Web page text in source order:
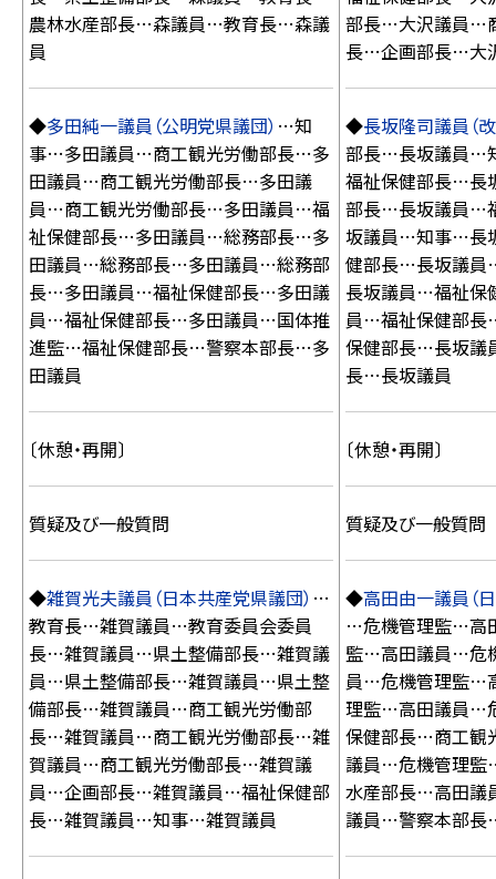
農林水産部長…森議員…教育長…森議
員
◆多田純一議員（公明党県議団） …知
事…多田議員…商工観光労働部長…多
田議員…商工観光労働部長…多田議
員…商工観光労働部長…多田議員…福
祉保健部長…多田議員…総務部長…多
田議員…総務部長…多田議員…総務部
長…多田議員…福祉保健部長…多田議
員…福祉保健部長…多田議員…国体推
進監…福祉保健部長…警察本部長…多
田議員
〔休憩・再開〕
質疑及び一般質問
◆雑賀光夫議員（日本共産党県議団） …
教育長…雑賀議員…教育委員会委員
長…雑賀議員…県土整備部長…雑賀議
員…県土整備部長…雑賀議員…県土整
備部長…雑賀議員…商工観光労働部
長…雑賀議員…商工観光労働部長…雑
賀議員…商工観光労働部長…雑賀議
員…企画部長…雑賀議員…福祉保健部
長…雑賀議員…知事…雑賀議員
部長…大沢議員…
長…企画部長…大
◆長坂隆司議員（
部長…長坂議員…
福祉保健部長…長
部長…長坂議員…
坂議員…知事…長
健部長…長坂議
長坂議員…福祉保
員…福祉保健部
保健部長…長坂議
長…長坂議員
〔休憩・再開〕
質疑及び一般質問
◆高田由一議員（
…危機管理監…高
監…高田議員…危
員…危機管理監…
理監…高田議員…
保健部長…商工観
議員…危機管理
水産部長…高田
議員…警察本部長